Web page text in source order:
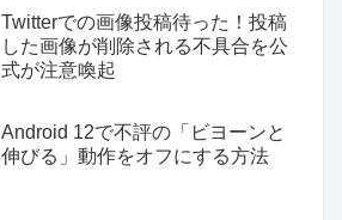
Twitterでの画像投稿待った！投稿
した画像が削除される不具合を公
式が注意喚起
Android 12で不評の「ビヨーンと
伸びる」動作をオフにする方法